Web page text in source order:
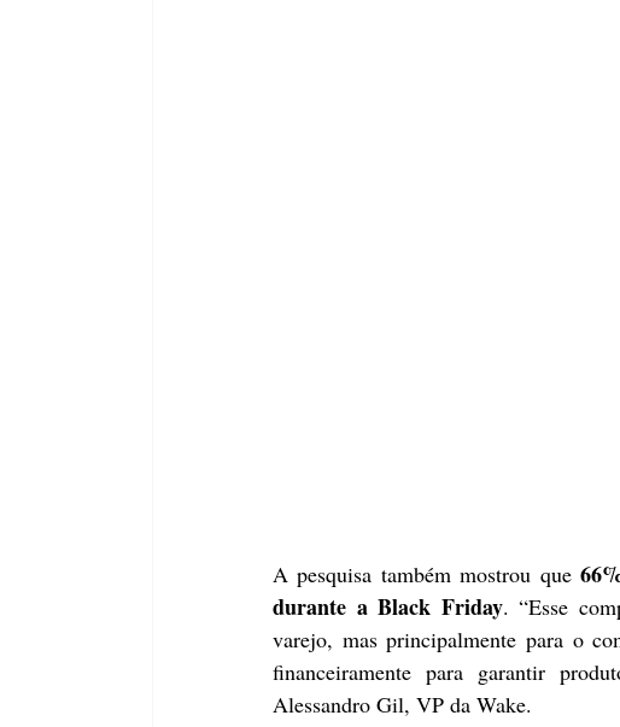
A pesquisa também mostrou que
durante a Black Friday. “Esse
varejo, mas principalmente para o
financeiramente para garantir
Alessandro Gil, VP da Wake.